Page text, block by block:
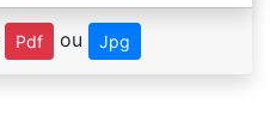
Pdf ou Jpg